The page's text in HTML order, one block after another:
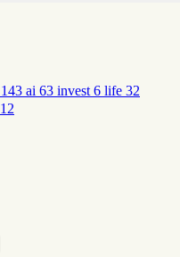
143 ai 63 invest 6 life 32
12